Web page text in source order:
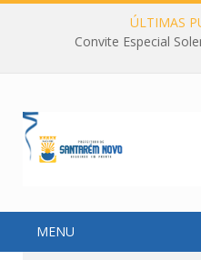
ÚLTIMAS
Convite Especial
MENU